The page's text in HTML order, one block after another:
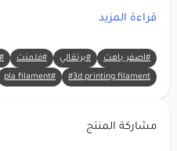
معلومات المنتج: eSUN
🔸 العلامة التجارية: eSUN
قراءة المزيد
#اصفر باهت #برتقالي #فلمنت
#esun filaments
#3d printing filament
#pla filament
مشاركة المنتج